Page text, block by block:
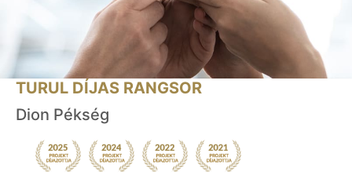
TURUL DÍJAS RANGSOR
Dion Pékség